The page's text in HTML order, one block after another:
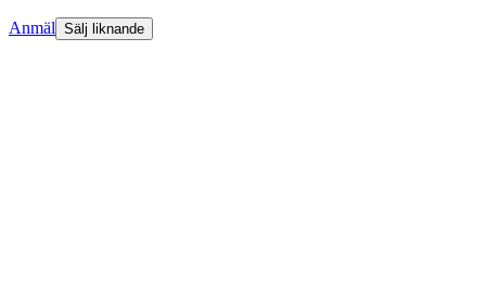
Anmäl Sälj liknande